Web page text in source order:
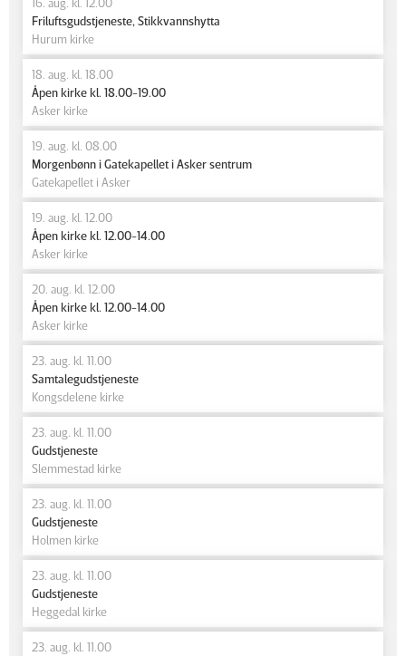
Friluftsgudstjeneste, Stikkvannshytta
Hurum kirke
18. aug. kl. 18.00
Åpen kirke kl. 18.00-19.00
Asker kirke
19. aug. kl. 08.00
Morgenbønn i Gatekapellet i Asker sentrum
Gatekapellet i Asker
19. aug. kl. 12.00
Åpen kirke kl. 12.00-14.00
Asker kirke
20. aug. kl. 12.00
Åpen kirke kl. 12.00-14.00
Asker kirke
23. aug. kl. 11.00
Samtalegudstjeneste
Kongsdelene kirke
23. aug. kl. 11.00
Gudstjeneste
Slemmestad kirke
23. aug. kl. 11.00
Gudstjeneste
Holmen kirke
23. aug. kl. 11.00
Gudstjeneste
Heggedal kirke
23. aug. kl. 11.00